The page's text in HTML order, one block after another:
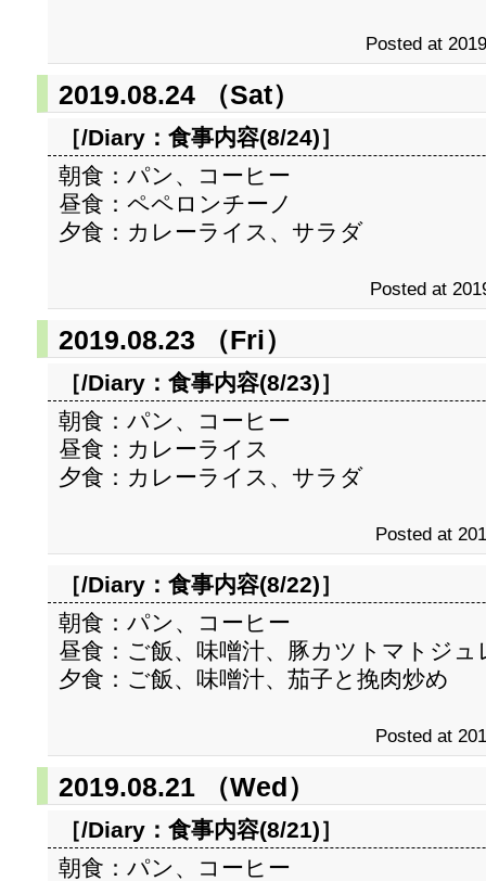
Posted at
2019.08.24 （Sat）
［/Diary： 食事内容(8/24)］
朝食：パン、コーヒー
昼食：ペペロンチーノ
夕食：カレーライス、サラダ
Posted at
2019.08.23 （Fri）
［/Diary： 食事内容(8/23)］
朝食：パン、コーヒー
昼食：カレーライス
夕食：カレーライス、サラダ
Posted at
［/Diary： 食事内容(8/22)］
朝食：パン、コーヒー
昼食：ご飯、味噌汁、豚カツトマトジュ
夕食：ご飯、味噌汁、茄子と挽肉炒め
Posted at
2019.08.21 （Wed）
［/Diary： 食事内容(8/21)］
朝食：パン、コーヒー